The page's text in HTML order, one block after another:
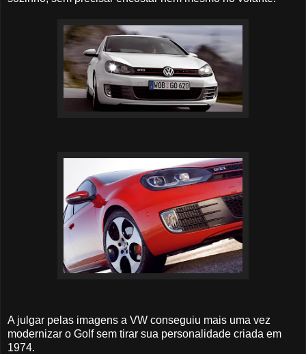
A julgar pelas imagens a VW conseguiu mais uma vez
modernizar o Golf sem tirar sua personalidade criada em
1974.